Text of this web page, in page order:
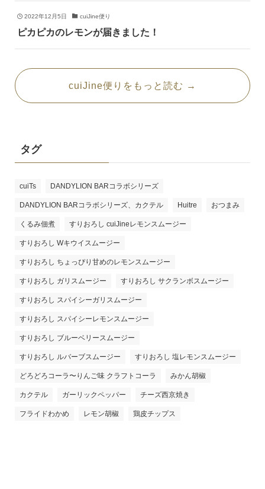
2022年12月5日 cuiJine便り
ピカピカのレモンが届きました！
cuiJine便りをもっと読む →
タグ
cuiTs DANDYLION BARコラボシリーズ
DANDYLION BARコラボシリーズ、カクテル Huitre おつまみ
くるみ佃煮 すりおろし cuiJineレモンスムージー
すりおろし Wキウイスムージー
すりおろし ちょっぴり甘めのレモンスムージー
すりおろし ガリスムージー すりおろし サクランボスムージー
すりおろし スパイシーガリスムージー
すりおろし スパイシーレモンスムージー
すりおろし ブルーベリースムージー
すりおろし ルバーブスムージー すりおろし 塩レモンスムージー
どろどろコーラ〜りんご味 クラフトコーラ みかん胡椒
カクテル ガーリックペッパー チーズ西京焼き
フライドわかめ レモン胡椒 鶏皮チップス